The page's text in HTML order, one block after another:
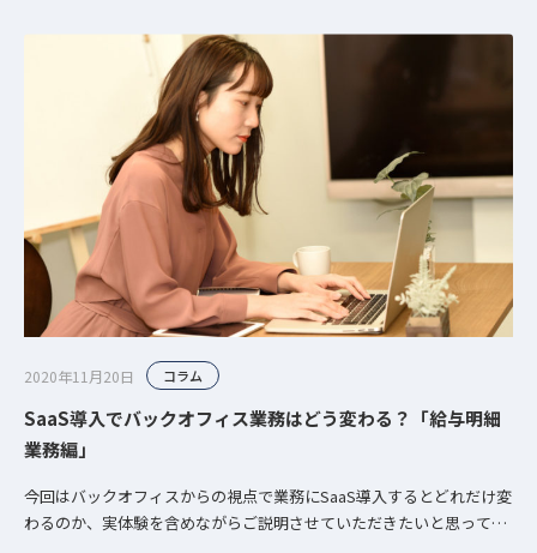
2020年11月20日 コラム
SaaS導入でバックオフィス業務はどう変わる？「給与明細
業務編」
今回はバックオフィスからの視点で業務にSaaS導入するとどれだけ変
わるのか、実体験を含めながらご説明させていただきたいと思ってい